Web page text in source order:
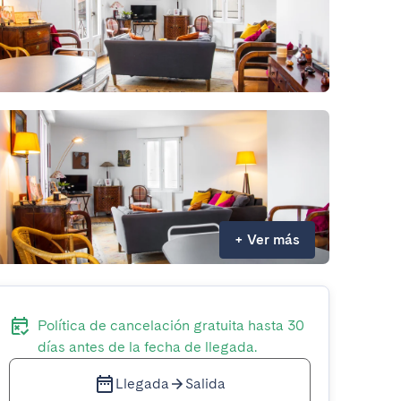
+ Ver más
Política de cancelación gratuita hasta 30
días antes de la fecha de llegada.
Llegada Salida